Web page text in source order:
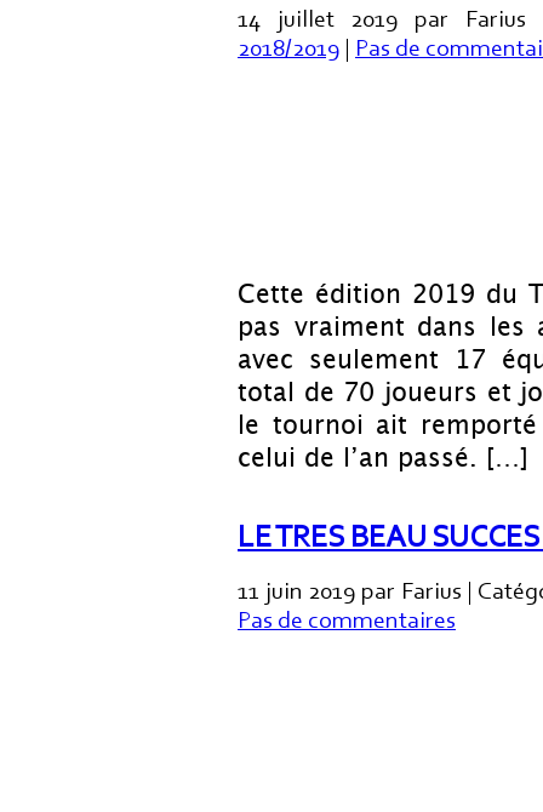
14 juillet 2019 par
2018/2019 | Pas de
Cette édition 2019 du
pas vraiment dans les
avec seulement 17
total de 70 joueurs et
le tournoi ait
celui de l’an passé. […]
LE TRES BEAU
11 juin 2019 par Farius |
Pas de commentaires